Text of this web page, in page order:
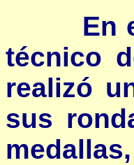
En
técnico
realizó
sus